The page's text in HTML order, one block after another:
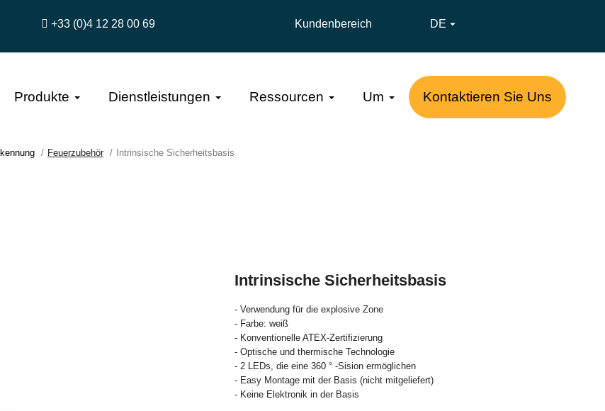
+33 (0)4 12 28 00 69 Kundenbereich DE 
Produkte Dienstleistungen Ressourcen Um Kontaktieren Sie Uns
Feuerzubehör Intrinsische Sicherheitsbasis
Intrinsische Sicherheitsbasis
- Verwendung für die explosive Zone
- Farbe: weiß
- Konventionelle ATEX-Zertifizierung
- Optische und thermische Technologie
- 2 LEDs, die eine 360 ° -Sision ermöglichen
- Easy Montage mit der Basis (nicht mitgeliefert)
- Keine Elektronik in der Basis